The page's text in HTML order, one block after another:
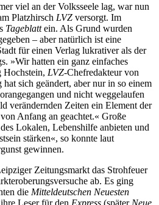
viel an der Volksseele lag, war nun
Platzhirsch LVZ versorgt. Im
Tageblattein. Als Grund wurden
– aber natürlich ist eine
für einen Verlag lukrativer als der
»Wir hatten ein ganz einfaches
Hochstein, LVZ-Chefredakteur von
sich geändert, aber nur in so einem
und nicht weggelaufen
verändernden Zeiten ein Element der
Anfang an geachtet.« Große
Lokalen, Lebenshilfe anbieten und
stärken«, so konnte laut
gewinnen.
Zeitungsmarkt das Strohfeuer
ab. Es ging
die Mitteldeutschen Neuesten
Leser für den Express (später Neue